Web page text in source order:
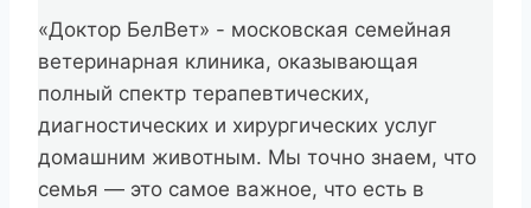
«Доктор БелВет» - московская семейная
ветеринарная клиника, оказывающая
полный спектр терапевтических,
диагностических и хирургических услуг
домашним животным. Мы точно знаем, что
семья — это самое важное, что есть в